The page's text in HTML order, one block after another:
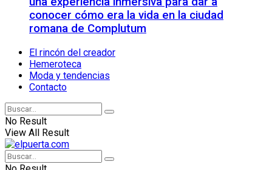
conocer cómo era la vida en la ciudad
romana de Complutum
El rincón del creador
Hemeroteca
Moda y tendencias
Contacto
No Result
View All Result